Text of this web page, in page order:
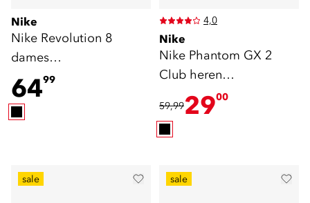
Nike
Nike Revolution 8
dames
hardloopschoenen
zwart
6499
4,0
Nike
Nike Phantom GX 2
Club heren
voetbalschoenen zwart
59,992900
sale sale